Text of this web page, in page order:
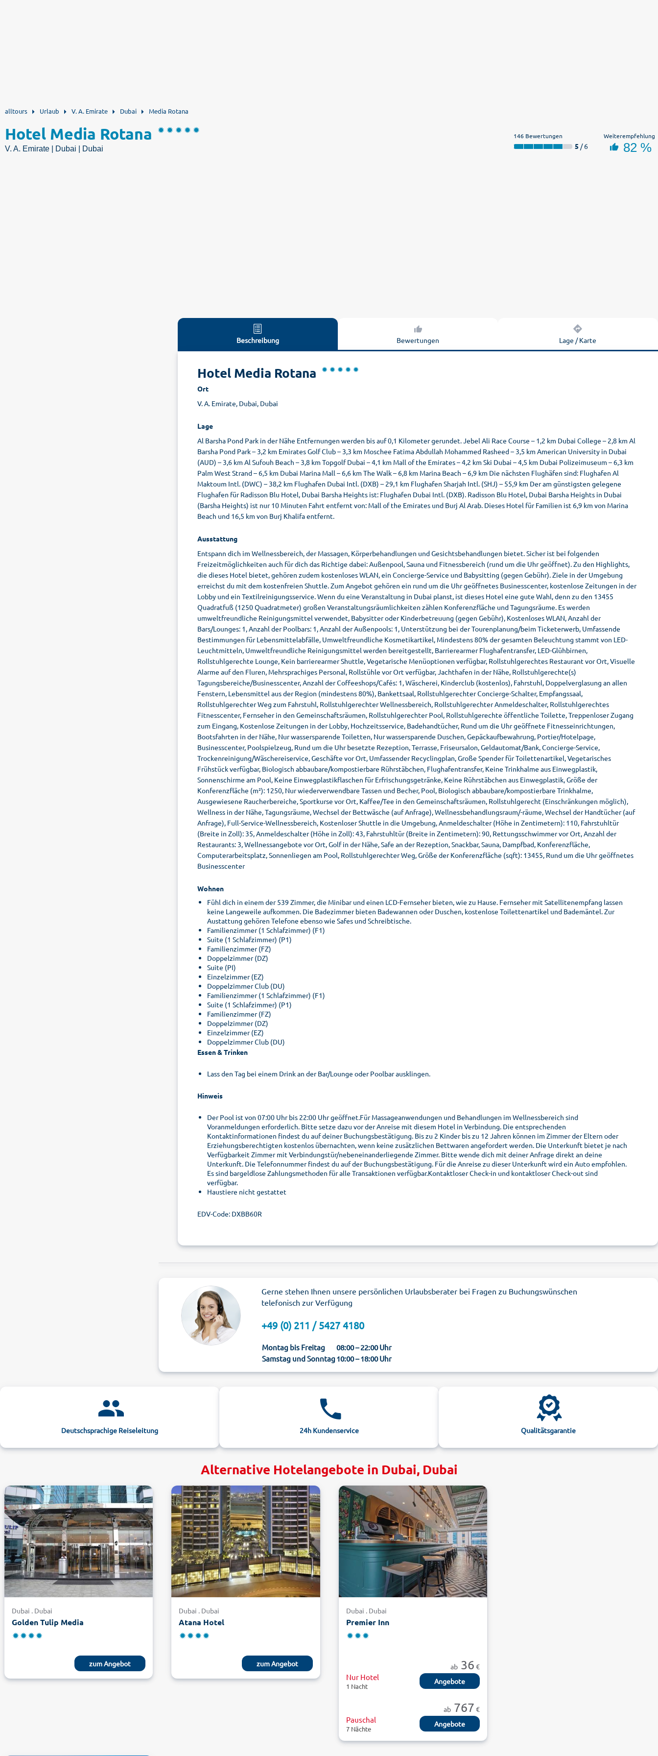
alltours Urlaub V. A. Emirate Dubai Media Rotana
Hotel Media Rotana
V. A. Emirate | Dubai | Dubai
146 Bewertungen
5 / 6
Weiterempfehlung
82 %
Beschreibung Bewertungen Lage / Karte
Hotel Media Rotana
Ort
V. A. Emirate, Dubai, Dubai
Lage
Al Barsha Pond Park in der Nähe Entfernungen werden bis auf 0,1 Kilometer gerundet. Jebel Ali Race Course – 1,2 km Dubai College – 2,8 km Al
Barsha Pond Park – 3,2 km Emirates Golf Club – 3,3 km Moschee Fatima Abdullah Mohammed Rasheed – 3,5 km American University in Dubai
(AUD) – 3,6 km Al Sufouh Beach – 3,8 km Topgolf Dubai – 4,1 km Mall of the Emirates – 4,2 km Ski Dubai – 4,5 km Dubai Polizeimuseum – 6,3 km
Palm West Strand – 6,5 km Dubai Marina Mall – 6,6 km The Walk – 6,8 km Marina Beach – 6,9 km Die nächsten Flughäfen sind: Flughafen Al
Maktoum Intl. (DWC) – 38,2 km Flughafen Dubai Intl. (DXB) – 29,1 km Flughafen Sharjah Intl. (SHJ) – 55,9 km Der am günstigsten gelegene
Flughafen für Radisson Blu Hotel, Dubai Barsha Heights ist: Flughafen Dubai Intl. (DXB). Radisson Blu Hotel, Dubai Barsha Heights in Dubai
(Barsha Heights) ist nur 10 Minuten Fahrt entfernt von: Mall of the Emirates und Burj Al Arab. Dieses Hotel für Familien ist 6,9 km von Marina
Beach und 16,5 km von Burj Khalifa entfernt.
Ausstattung
Entspann dich im Wellnessbereich, der Massagen, Körperbehandlungen und Gesichtsbehandlungen bietet. Sicher ist bei folgenden
Freizeitmöglichkeiten auch für dich das Richtige dabei: Außenpool, Sauna und Fitnessbereich (rund um die Uhr geöffnet). Zu den Highlights,
die dieses Hotel bietet, gehören zudem kostenloses WLAN, ein Concierge-Service und Babysitting (gegen Gebühr). Ziele in der Umgebung
erreichst du mit dem kostenfreien Shuttle. Zum Angebot gehören ein rund um die Uhr geöffnetes Businesscenter, kostenlose Zeitungen in der
Lobby und ein Textilreinigungsservice. Wenn du eine Veranstaltung in Dubai planst, ist dieses Hotel eine gute Wahl, denn zu den 13455
Quadratfuß (1250 Quadratmeter) großen Veranstaltungsräumlichkeiten zählen Konferenzfläche und Tagungsräume. Es werden
umweltfreundliche Reinigungsmittel verwendet, Babysitter oder Kinderbetreuung (gegen Gebühr), Kostenloses WLAN, Anzahl der
Bars/Lounges: 1, Anzahl der Poolbars: 1, Anzahl der Außenpools: 1, Unterstützung bei der Tourenplanung/beim Ticketerwerb, Umfassende
Bestimmungen für Lebensmittelabfälle, Umweltfreundliche Kosmetikartikel, Mindestens 80% der gesamten Beleuchtung stammt von LED-
Leuchtmitteln, Umweltfreundliche Reinigungsmittel werden bereitgestellt, Barrierearmer Flughafentransfer, LED-Glühbirnen,
Rollstuhlgerechte Lounge, Kein barrierearmer Shuttle, Vegetarische Menüoptionen verfügbar, Rollstuhlgerechtes Restaurant vor Ort, Visuelle
Alarme auf den Fluren, Mehrsprachiges Personal, Rollstühle vor Ort verfügbar, Jachthafen in der Nähe, Rollstuhlgerechte(s)
Tagungsbereiche/Businesscenter, Anzahl der Coffeeshops/Cafés: 1, Wäscherei, Kinderclub (kostenlos), Fahrstuhl, Doppelverglasung an allen
Fenstern, Lebensmittel aus der Region (mindestens 80%), Bankettsaal, Rollstuhlgerechter Concierge-Schalter, Empfangssaal,
Rollstuhlgerechter Weg zum Fahrstuhl, Rollstuhlgerechter Wellnessbereich, Rollstuhlgerechter Anmeldeschalter, Rollstuhlgerechtes
Fitnesscenter, Fernseher in den Gemeinschaftsräumen, Rollstuhlgerechter Pool, Rollstuhlgerechte öffentliche Toilette, Treppenloser Zugang
zum Eingang, Kostenlose Zeitungen in der Lobby, Hochzeitsservice, Badehandtücher, Rund um die Uhr geöffnete Fitnesseinrichtungen,
Bootsfahrten in der Nähe, Nur wassersparende Toiletten, Nur wassersparende Duschen, Gepäckaufbewahrung, Portier/Hotelpage,
Businesscenter, Poolspielzeug, Rund um die Uhr besetzte Rezeption, Terrasse, Friseursalon, Geldautomat/Bank, Concierge-Service,
Trockenreinigung/Wäschereiservice, Geschäfte vor Ort, Umfassender Recyclingplan, Große Spender für Toilettenartikel, Vegetarisches
Frühstück verfügbar, Biologisch abbaubare/kompostierbare Rührstäbchen, Flughafentransfer, Keine Trinkhalme aus Einwegplastik,
Sonnenschirme am Pool, Keine Einwegplastikflaschen für Erfrischungsgetränke, Keine Rührstäbchen aus Einwegplastik, Größe der
Konferenzfläche (m²): 1250, Nur wiederverwendbare Tassen und Becher, Pool, Biologisch abbaubare/kompostierbare Trinkhalme,
Ausgewiesene Raucherbereiche, Sportkurse vor Ort, Kaffee/Tee in den Gemeinschaftsräumen, Rollstuhlgerecht (Einschränkungen möglich),
Wellness in der Nähe, Tagungsräume, Wechsel der Bettwäsche (auf Anfrage), Wellnessbehandlungsraum/-räume, Wechsel der Handtücher (auf
Anfrage), Full-Service-Wellnessbereich, Kostenloser Shuttle in die Umgebung, Anmeldeschalter (Höhe in Zentimetern): 110, Fahrstuhltür
(Breite in Zoll): 35, Anmeldeschalter (Höhe in Zoll): 43, Fahrstuhltür (Breite in Zentimetern): 90, Rettungsschwimmer vor Ort, Anzahl der
Restaurants: 3, Wellnessangebote vor Ort, Golf in der Nähe, Safe an der Rezeption, Snackbar, Sauna, Dampfbad, Konferenzfläche,
Computerarbeitsplatz, Sonnenliegen am Pool, Rollstuhlgerechter Weg, Größe der Konferenzfläche (sqft): 13455, Rund um die Uhr geöffnetes
Businesscenter
Wohnen
Fühl dich in einem der 539 Zimmer, die Minibar und einen LCD-Fernseher bieten, wie zu Hause. Fernseher mit Satellitenempfang lassen
keine Langeweile aufkommen. Die Badezimmer bieten Badewannen oder Duschen, kostenlose Toilettenartikel und Bademäntel. Zur
Austattung gehören Telefone ebenso wie Safes und Schreibtische.
Familienzimmer (1 Schlafzimmer) (F1)
Suite (1 Schlafzimmer) (P1)
Familienzimmer (FZ)
Doppelzimmer (DZ)
Suite (PI)
Einzelzimmer (EZ)
Doppelzimmer Club (DU)
Familienzimmer (1 Schlafzimmer) (F1)
Suite (1 Schlafzimmer) (P1)
Familienzimmer (FZ)
Doppelzimmer (DZ)
Einzelzimmer (EZ)
Doppelzimmer Club (DU)
Essen & Trinken
Lass den Tag bei einem Drink an der Bar/Lounge oder Poolbar ausklingen.
Hinweis
Der Pool ist von 07:00 Uhr bis 22:00 Uhr geöffnet.Für Massageanwendungen und Behandlungen im Wellnessbereich sind
Voranmeldungen erforderlich. Bitte setze dazu vor der Anreise mit diesem Hotel in Verbindung. Die entsprechenden
Kontaktinformationen findest du auf deiner Buchungsbestätigung. Bis zu 2 Kinder bis zu 12 Jahren können im Zimmer der Eltern oder
Erziehungsberechtigten kostenlos übernachten, wenn keine zusätzlichen Bettwaren angefordert werden. Die Unterkunft bietet je nach
Verfügbarkeit Zimmer mit Verbindungstür/nebeneinanderliegende Zimmer. Bitte wende dich mit deiner Anfrage direkt an deine
Unterkunft. Die Telefonnummer findest du auf der Buchungsbestätigung. Für die Anreise zu dieser Unterkunft wird ein Auto empfohlen.
Es sind bargeldlose Zahlungsmethoden für alle Transaktionen verfügbar.Kontaktloser Check-in und kontaktloser Check-out sind
verfügbar.
Haustiere nicht gestattet
EDV-Code: DXBB60R
Gerne stehen Ihnen unsere persönlichen Urlaubsberater bei Fragen zu Buchungswünschen
telefonisch zur Verfügung
+49 (0) 211 / 5427 4180
Montag bis Freitag
08:00 – 22:00 Uhr
Samstag und Sonntag10:00 – 18:00 Uhr
Deutschsprachige Reiseleitung 24h Kundenservice Qualitätsgarantie
Alternative Hotelangebote in Dubai, Dubai
Dubai . Dubai
Golden Tulip Media
zum Angebot
Dubai . Dubai
Atana Hotel
zum Angebot
Dubai . Dubai
Premier Inn
ab 36 €
Nur Hotel
1 Nacht
Angebote
ab 767 €
Pauschal
7 Nächte
Angebote